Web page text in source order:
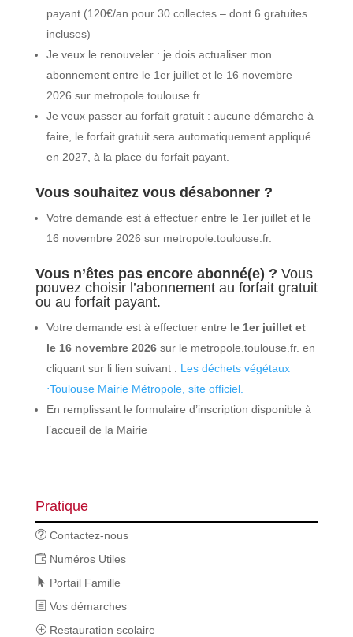
payant (120€/an pour 30 collectes – dont 6 gratuites
incluses)
Je veux le renouveler : je dois actualiser mon
abonnement entre le 1er juillet et le 16 novembre
2026 sur metropole.toulouse.fr.
Je veux passer au forfait gratuit : aucune démarche à
faire, le forfait gratuit sera automatiquement appliqué
en 2027, à la place du forfait payant.
Vous souhaitez vous désabonner ?
Votre demande est à effectuer entre le 1er juillet et le
16 novembre 2026 sur metropole.toulouse.fr.
Vous n’êtes pas encore abonné(e) ? Vous
pouvez choisir l’abonnement au forfait gratuit
ou au forfait payant.
Votre demande est à effectuer entre le 1er juillet et
le 16 novembre 2026sur le metropole.toulouse.fr. en
cliquant sur li lien suivant : Les déchets végétaux
⋅Toulouse Mairie Métropole, site officiel.
En remplissant le formulaire d’inscription disponible à
l’accueil de la Mairie
Pratique
Contactez-nous
Numéros Utiles
Portail Famille
Vos démarches
Restauration scolaire